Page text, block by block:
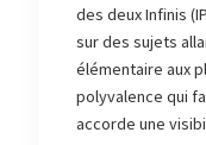
des deux Infinis
sur des sujets
élémentaire aux
polyvalence qui
accorde une